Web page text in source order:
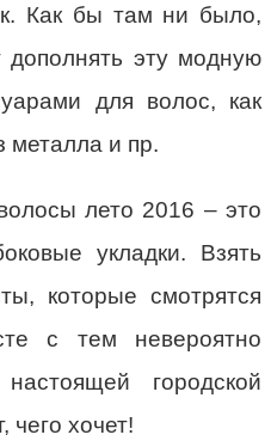
Как бы там ни было,
дополнять эту модную
для волос, как
металла и пр.
лето 2016 – это
укладки. Взять
которые смотрятся
с тем невероятно
городской
чего хочет!